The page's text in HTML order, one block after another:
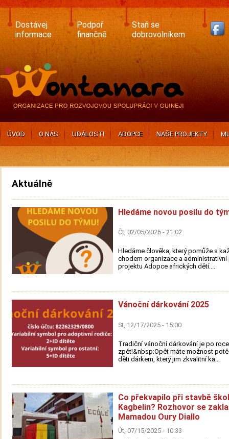
Skip
main
content
Dostávej
informace
Podpoř
finančně
Staň se
dobrovolníkem
ÚVOD O NÁS UDÁLOSTI ADOPCE NAŠE PROJEKTY
Aktuálně
Hledáme novou posilu do
Čt, 02/05/2026 - 21:02
Hledáme člověka, který pomůže s
chodem organizace a
projektu Adopce afrických dětí....
Vánoční dárkování 2025
St, 12/17/2025 - 15:00
Tradiční vánoční dárkování je po roce
zpět!&nbsp;Opět máte možnost
děti dárkem, který jim zkvalitní ka...
Co překvapilo při stavbě
Kagbelin? Rozhovor se
Mamadou Oury Diallo
Út, 07/15/2025 - 10:33